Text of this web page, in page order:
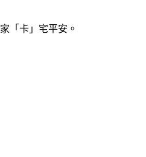
「卡」宅平安。